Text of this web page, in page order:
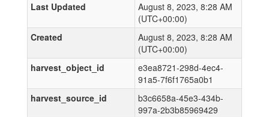
Last Updated
August 8, 2023, 8:28 AM
(UTC+00:00)
Created
August 8, 2023, 8:28 AM
(UTC+00:00)
harvest_object_id
e3ea8721-298d-4ec4-
91a5-7f6f1765a0b1
harvest_source_id
b3c6658a-45e3-434b-
997a-2b3b85969429